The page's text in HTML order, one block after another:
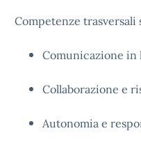
Competenze trasversali
Comunicazione in
Collaborazione e
Autonomia e